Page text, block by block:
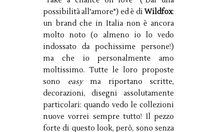
possibilità all'amore") ed è di Wildfox:
un brand che in Italia non è ancora
molto noto (o almeno io lo vedo
indossato da pochissime persone!)
ma che io personalmente amo
moltissimo. Tutte le loro proposte
sono easyma riportano scritte,
decorazioni, disegni assolutamente
particolari: quando vedo le collezioni
nuove vorrei sempre tutto! Il pezzo
forte di questo look, però, sono senza